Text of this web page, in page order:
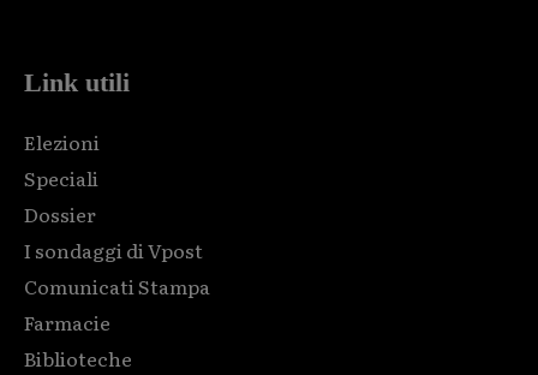
Link utili
Elezioni
Speciali
Dossier
I sondaggi di Vpost
Comunicati Stampa
Farmacie
Biblioteche